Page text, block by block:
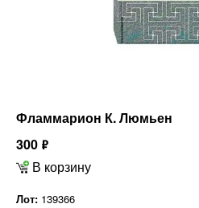
Фламмарион К. Люмьен
300 ф
В корзину
Лот: 139366